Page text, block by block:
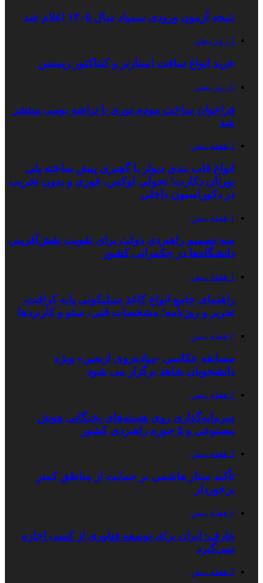
نتیجه آزمون ورودی سمپاد سال ۱۴۰۵ اعلام شد
3 روز پیش
خرید انواع سافت استارتر و کنتاکتور زیمنس
6 روز پیش
فراخوان ساخت مودم نوری با تراشه بومی منتشر
شد
1 هفته پیش
انواع قاب بندی دیوار با گچبری پیش ساخته پلی
یورتان دکارت؛ تحولی لوکس، فوری و بدون تخریب
در دکوراسیون داخلی
1 هفته پیش
سه تصمیم راهبردی دولت برای تقویت نقش‌آفرینی
دانشگاه‌ها در حکمرانی کشور
1 هفته پیش
راهنمای جامع انواع کاغذ سیلیکونی پایه کرافت،
تحریر و روزنامه؛ مشخصات فنی، سئو و کاربردها
2 هفته پیش
مسابقه عکاسی «پیاده‌روی اربعین» ویژه
دانشجویان شاهد برگزار می شود
2 هفته پیش
سرمایه‌گذاری روی هسته‌های نخبگانی هوش
مصنوعی و ۵ حوزه راهبردی کشور
3 هفته پیش
تأکید ستار هاشمی بر حمایت از مناطق کمتر
برخوردار
3 هفته پیش
عارف: ایران برای توسعه فناوری از کسی اجازه
نمی‌گیرد
3 هفته پیش